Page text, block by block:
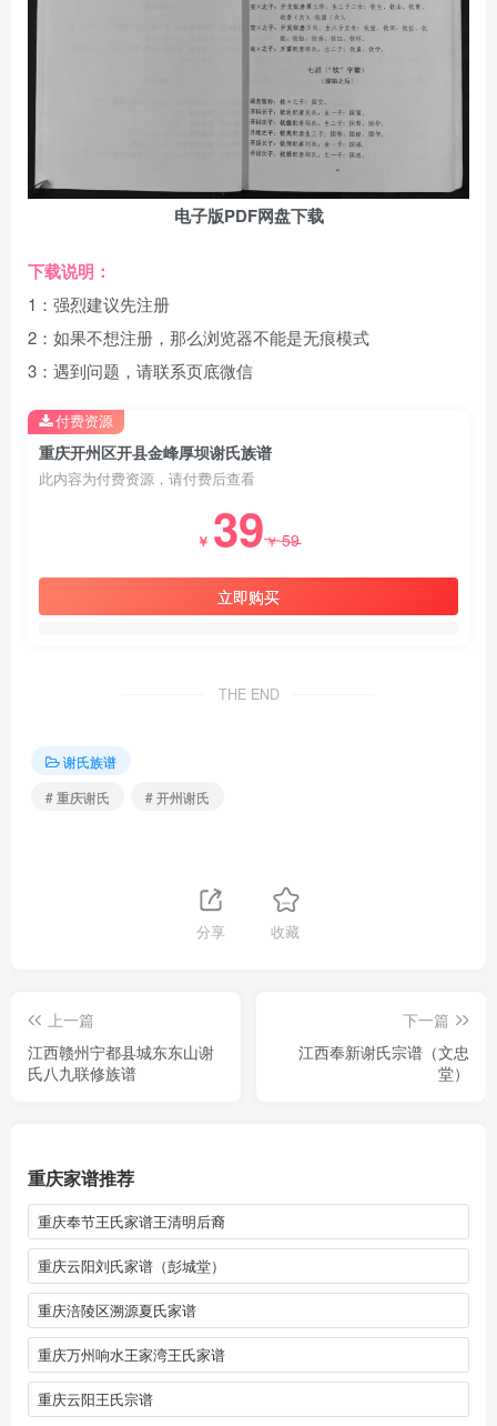
电子版PDF网盘下载
下载说明：
1：强烈建议先注册
2：如果不想注册，那么浏览器不能是无痕模式
3：遇到问题，请联系页底微信
重庆开州区开县金峰厚坝谢氏族谱
此内容为付费资源，请付费后查看
￥ 39￥59
立即购买
付费资源
THE END
谢氏族谱
# 重庆谢氏
# 开州谢氏
分享 收藏
上一篇
江西赣州宁都县城东东山谢
氏八九联修族谱
下一篇
江西奉新谢氏宗谱（文忠
堂）
重庆家谱推荐
重庆奉节王氏家谱王清明后裔
重庆云阳刘氏家谱（彭城堂）
重庆涪陵区溯源夏氏家谱
重庆万州响水王家湾王氏家谱
重庆云阳王氏宗谱